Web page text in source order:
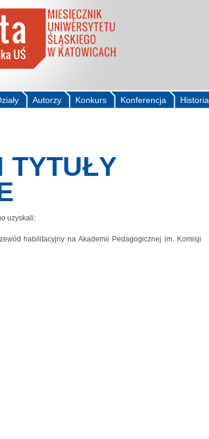
Historia
Konferencja
Konkurs
Autorzy
TYTUŁY
uzyskali:
habilitacyjny na Akademii Pedagogicznej im. Komisji